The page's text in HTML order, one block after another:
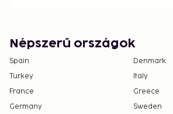
Népszerű országok
Spain
Denmark
Turkey
Italy
France
Greece
Germany
Sweden